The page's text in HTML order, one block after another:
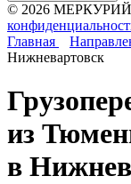
© 2026
Главная
Нижневартовск
из
в